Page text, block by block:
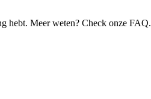
hebt. Meer weten? Check onze FAQ.